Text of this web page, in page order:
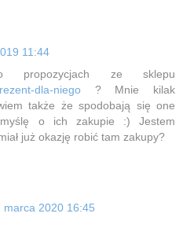
11:44
ze sklepu
dla-niego ? Mnie kilak
także że spodobają się one
myślę o ich zakupie :) Jestem
już okazję robić tam zakupy?
marca 2020 16:45